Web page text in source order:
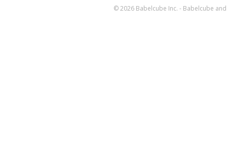
© 2026 Babelcube Inc. - Babelcube